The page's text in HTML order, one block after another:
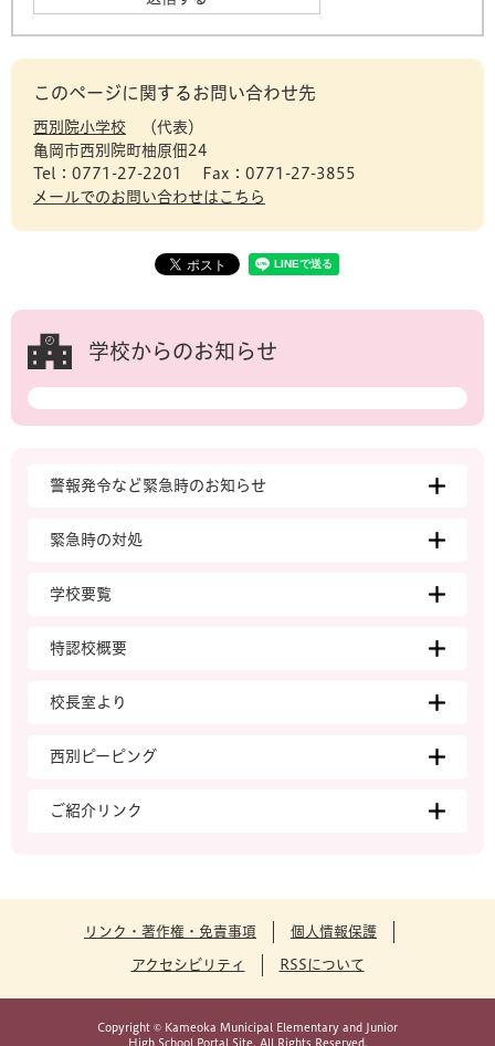
このページに関するお問い合わせ先
西別院小学校
代表
亀岡市西別院町柚原佃24
Tel：0771-27-2201
Fax：0771-27-3855
メールでのお問い合わせはこちら
学校からのお知らせ
警報発令など緊急時のお知らせ
緊急時の対処
学校要覧
特認校概要
校長室より
西別ピーピング
ご紹介リンク
リンク・著作権・免責事項 個人情報保護
アクセシビリティ RSSについて
Copyright © Kameoka Municipal Elementary and Junior
High School Portal Site. All Rights Reserved.